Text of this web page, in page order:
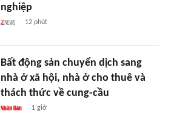
nghiệp
12 phút
Bất động sản chuyển dịch sang
nhà ở xã hội, nhà ở cho thuê và
thách thức về cung-cầu
1 giờ